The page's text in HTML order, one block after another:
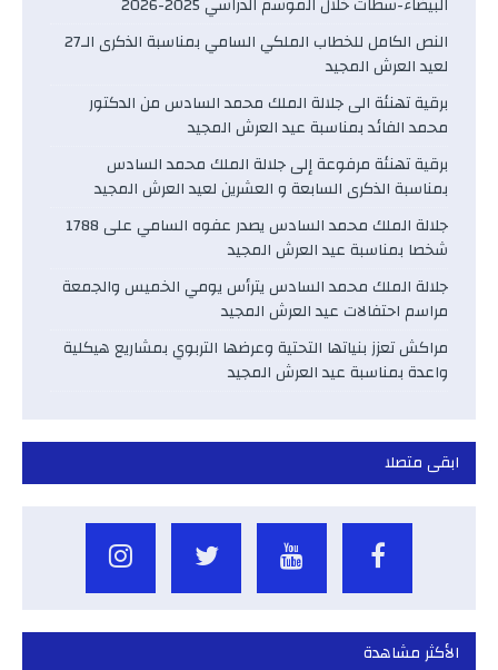
البيضاء-سطات خلال الموسم الدراسي 2025-2026
النص الكامل للخطاب الملكي السامي بمناسبة الذكرى الـ27
لعيد العرش المجيد
برقية تهنئة الى جلالة الملك محمد السادس من الدكتور
محمد الفائد بمناسبة عيد العرش المجيد
برقية تهنئة مرفوعة إلى جلالة الملك محمد السادس
بمناسبة الذكرى السابعة و العشرين لعيد العرش المجيد
جلالة الملك محمد السادس يصدر عفوه السامي على 1788
شخصا بمناسبة عيد العرش المجيد
جلالة الملك محمد السادس يترأس يومي الخميس والجمعة
مراسم احتفالات عيد العرش المجيد
مراكش تعزز بنياتها التحتية وعرضها التربوي بمشاريع هيكلية
واعدة بمناسبة عيد العرش المجيد
ابقى متصلا
الأكثر مشاهدة